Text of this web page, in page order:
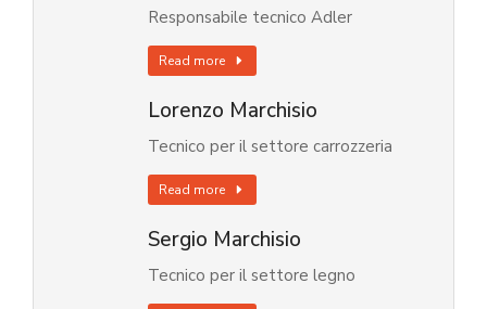
Responsabile tecnico Adler
Read more
Lorenzo Marchisio
Tecnico per il settore carrozzeria
Read more
Sergio Marchisio
Tecnico per il settore legno